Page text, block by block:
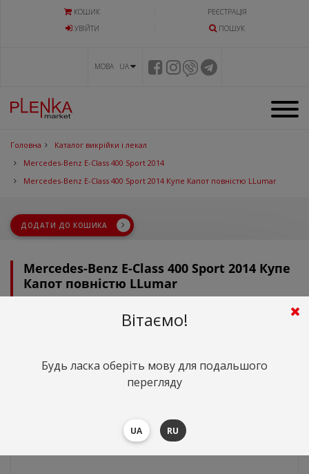
КОШИК
РЕЄСТРАЦІЯ
УВIЙТИ
ПОШУК
МОВА UA
Головна
Каталог викрійки і лекал
Mercedes-Benz E-Class 400 Sport 2014
Mercedes-Benz E-Class 400 Sport 2014 Купе Капот повністю LLumar
ДОДАТИ ДО КОШИКА
Mercedes-Benz E-Class 400 Sport 2014 Купе
Капот повністю LLumar
грн.($0)
Вітаємо!
Будь ласка оберіть мову для подальшого
перегляду
UA RU